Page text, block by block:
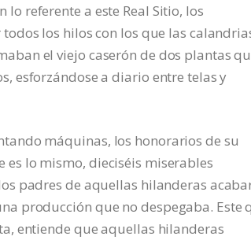
referente a este Real Sitio, los
los hilos con los que las
el viejo caserón de dos plantas
esforzándose a diario entre telas y
máquinas, los honorarios de su
es lo mismo, dieciséis miserables
padres de aquellas hilanderas
producción que no despegaba. Este
entiende que aquellas hilanderas